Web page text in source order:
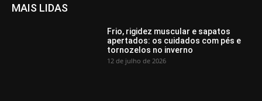
MAIS LIDAS
Frio, rigidez muscular e sapatos
apertados: os cuidados com pés e
tornozelos no inverno
12 de julho de 2026